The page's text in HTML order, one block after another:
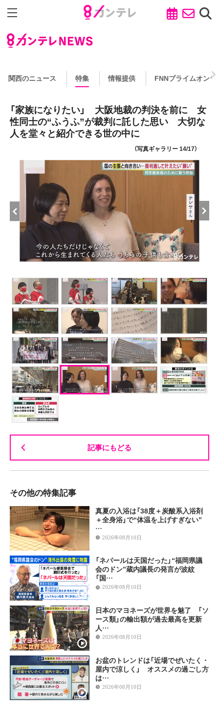
関西のニュース 特集 情報提供 FNNプライムオンラ
「家族になりたい」 大阪地裁の判決を前に 女
性同士の“ふうふ”が裁判に託した思い 大切な
人を堂々と紹介できる世の中に
（写真ギャラリー 14/17）
記事にもどる
その他の特集記事
真夏の入浴は「38度＋炭酸系入浴剤
＋全身浴」で“体温を上げすぎない”
…
2026年08月10日
「ネパールは天国だった」“福岡県議
会のドン”蔵内議長の発言が波紋
「国…
2026年08月10日
日本のマヨネーズが世界を魅了 「ソ
ース類」の輸出額が過去最高を更新
人…
2026年08月10日
お盆のトレンドは「近場でぜいたく・
屋内で涼しく」 オススメの過ごし方
は…
2026年08月10日